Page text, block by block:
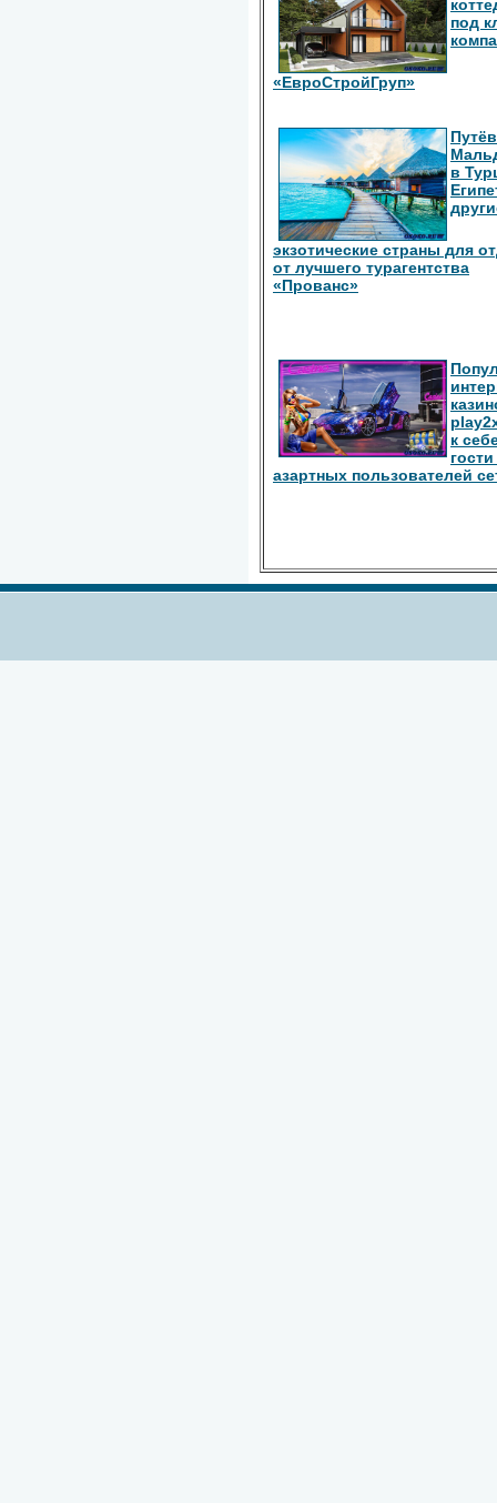
под
«ЕвроСтройГруп»
в
экзотические страны для
от лучшего турагентства
«Прованс»
к
азартных пользователей